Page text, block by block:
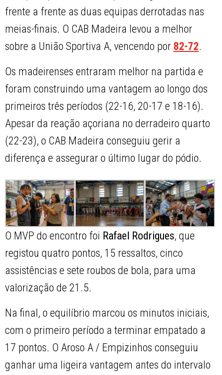
frente a frente as duas equipas derrotadas nas
meias-finais. O CAB Madeira levou a melhor
sobre a União Sportiva A, vencendo por 82-72.
Os madeirenses entraram melhor na partida e
foram construindo uma vantagem ao longo dos
primeiros três períodos (22-16, 20-17 e 18-16).
Apesar da reação açoriana no derradeiro quarto
(22-23), o CAB Madeira conseguiu gerir a
diferença e assegurar o último lugar do pódio.
O MVP do encontro foi Rafael Rodrigues, que
registou quatro pontos, 15 ressaltos, cinco
assistências e sete roubos de bola, para uma
valorização de 21.5.
Na final, o equilíbrio marcou os minutos iniciais,
com o primeiro período a terminar empatado a
17 pontos. O Aroso A / Empizinhos conseguiu
ganhar uma ligeira vantagem antes do intervalo